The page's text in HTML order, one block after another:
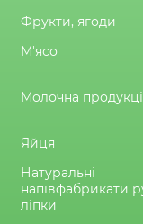
Фрукти, ягоди
М'ясо
Молочна
Яйця
Натуральні
напівфабрикати
ліпки